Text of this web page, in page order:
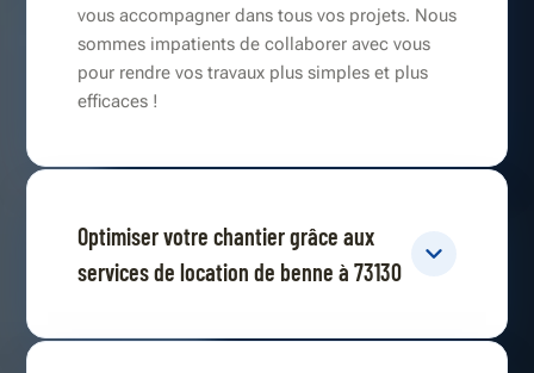
vous accompagner dans tous vos projets. Nous
sommes impatients de collaborer avec vous
pour rendre vos travaux plus simples et plus
efficaces !
Optimiser votre chantier grâce aux
services de location de benne à 73130